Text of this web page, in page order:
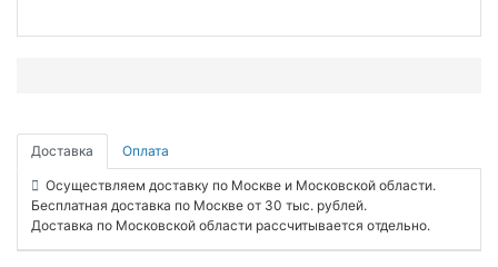
Доставка Оплата
Осуществляем доставку по Москве и Московской области.
Бесплатная доставка по Москве от 30 тыс. рублей.
Доставка по Московской области рассчитывается отдельно.